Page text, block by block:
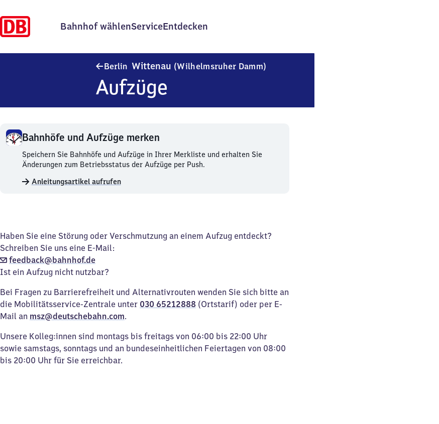
Bahnhof wählenServiceEntdecken
Berlin Wittenau (Wilhelmsruher Damm)
Aufzüge
Bahnhöfe und Aufzüge merken
Bahnhöfe
und
merken.
Speichern Sie Bahnhöfe und Aufzüge in Ihrer Merkliste und erhalten Sie
Änderungen zum Betriebsstatus der Aufzüge per Push.
Anleitungsartikel aufrufen
Haben Sie eine Störung oder Verschmutzung an einem Aufzug entdeckt?
Schreiben Sie uns eine E-Mail:
feedback@bahnhof.de
Ist ein Aufzug nicht nutzbar?
Bei Fragen zu Barrierefreiheit und Alternativrouten wenden Sie sich bitte an
die Mobilitätsservice-Zentrale unter 030 65212888 (Ortstarif) oder per E-
Mail an msz@deutschebahn.com.
Unsere Kolleg:innen sind montags bis freitags von 06:00 bis 22:00 Uhr
sowie samstags, sonntags und an bundeseinheitlichen Feiertagen von 08:00
bis 20:00 Uhr für Sie erreichbar.